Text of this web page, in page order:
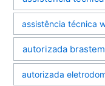
assistência técnica
autorizada
autorizada